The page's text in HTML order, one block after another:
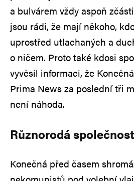
a bulvárem vždy aspoň
jsou rádi, že mají někoho,
uprostřed utlachaných a
o ničem. Proto také kdosi
vyvěsil informaci, že
Prima News za poslední tři
není náhoda.
Různorodá společnost
Konečná před časem